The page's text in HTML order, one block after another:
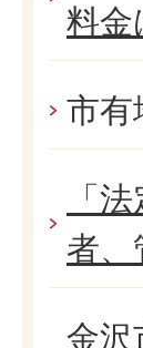
料
市有
「
者、
金沢